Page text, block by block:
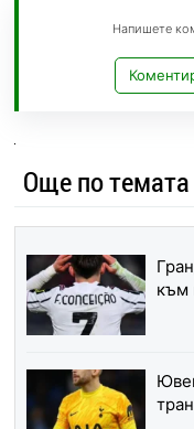
Напишете
Още по темата
към